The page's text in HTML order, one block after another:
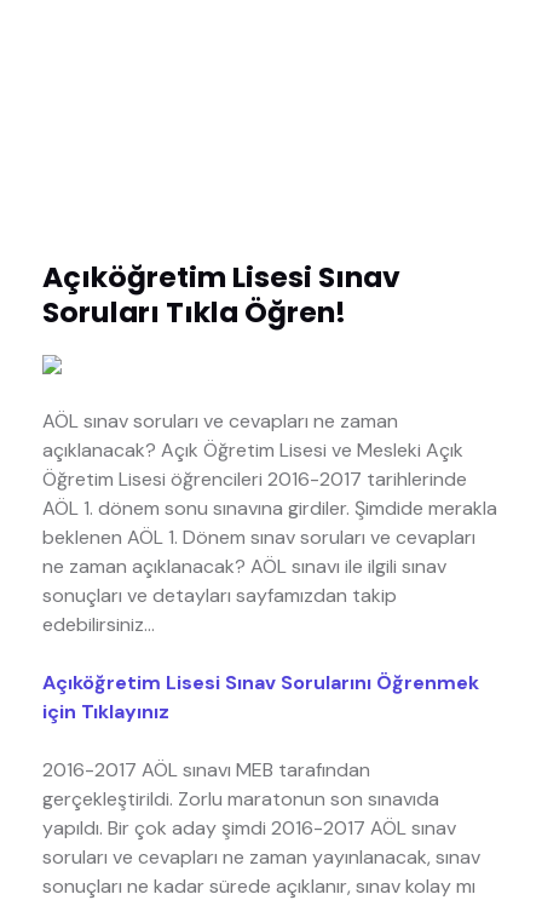
Açıköğretim Lisesi Sınav
Soruları Tıkla Öğren!
AÖL sınav soruları ve cevapları ne zaman
açıklanacak? Açık Öğretim Lisesi ve Mesleki Açık
Öğretim Lisesi öğrencileri 2016-2017 tarihlerinde
AÖL 1. dönem sonu sınavına girdiler. Şimdide merakla
beklenen AÖL 1. Dönem sınav soruları ve cevapları
ne zaman açıklanacak? AÖL sınavı ile ilgili sınav
sonuçları ve detayları sayfamızdan takip
edebilirsiniz...
Açıköğretim Lisesi Sınav Sorularını Öğrenmek
için Tıklayınız
2016-2017 AÖL sınavı MEB tarafından
gerçekleştirildi. Zorlu maratonun son sınavıda
yapıldı. Bir çok aday şimdi 2016-2017 AÖL sınav
soruları ve cevapları ne zaman yayınlanacak, sınav
sonuçları ne kadar sürede açıklanır, sınav kolay mı